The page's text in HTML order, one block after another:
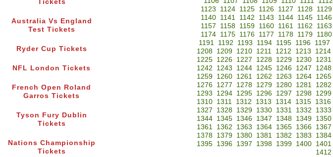
Tickets
Australia Vs England
Test Tickets
Ryder Cup Tickets
NFL London Tickets
French Open Roland
Garros Tickets
Tyson Fury Dublin
Tickets
Nations Championship
Tickets
1123
1124 1125 1126 1127 1128 1129
1140 1141 1142 1143 1144 1145 1146
1157
1158 1159 1160 1161 1162 1163
1174 1175 1176 1177 1178 1179 1180
1191 1192 1193 1194 1195 1196 1197
1208 1209 1210 1211 1212 1213 1214
1225
1226 1227 1228 1229 1230 1231
1242
1243 1244 1245 1246 1247 1248
1259
1260 1261 1262 1263 1264 1265
1276
1277 1278 1279 1280 1281 1282
1293
1294 1295 1296 1297 1298 1299
1310 1311 1312 1313 1314 1315 1316
1327
1328 1329 1330 1331 1332 1333
1344
1345 1346 1347 1348 1349 1350
1361
1362 1363 1364 1365 1366 1367
1378
1379 1380 1381 1382 1383 1384
1395 1396 1397 1398 1399 1400 1401
1412